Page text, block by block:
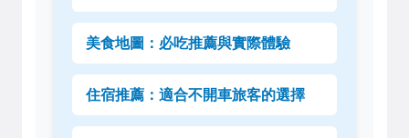
美食地圖：必吃推薦與實際體驗
住宿推薦：適合不開車旅客的選擇